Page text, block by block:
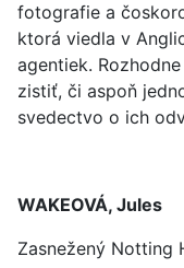
fotografie a
ktorá viedla v
agentiek.
zistiť, či aspoň
svedectvo o ich
WAKEOVÁ, Jules
Zasnežený Notting